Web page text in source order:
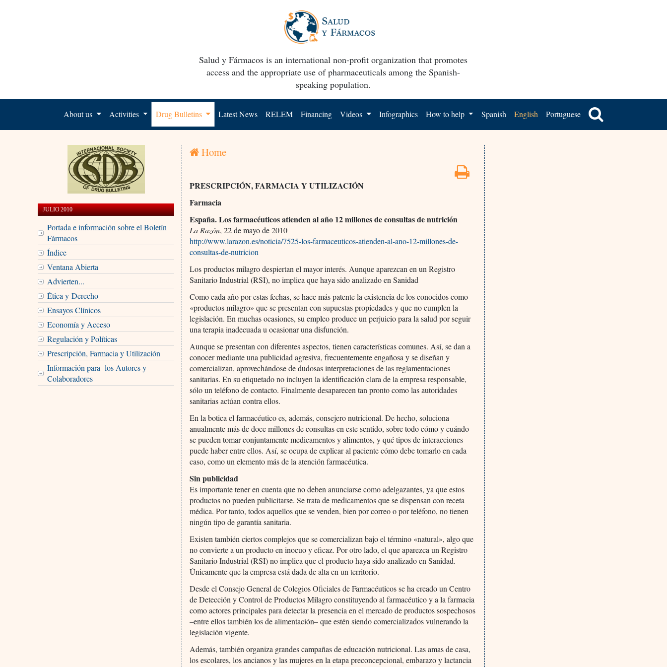
Salud y Fármacos is an international non-profit organization that promotes
access and the appropriate use of pharmaceuticals among the Spanish-
speaking population.
About us Activities Drug Bulletins Latest News RELEM Financing Videos Infographics How to help Spanish English Portuguese
JULIO 2010
Portada e información sobre el Boletín
Fármacos
Índice
Ventana Abierta
Advierten...
Ética y Derecho
Ensayos Clínicos
Economía y Acceso
Regulación y Políticas
Prescripción, Farmacia y Utilización
Información para los Autores y
Colaboradores
Home
PRESCRIPCIÓN, FARMACIA Y UTILIZACIÓN
Farmacia
España. Los farmacéuticos atienden al año 12 millones de consultas de nutrición
La Razón, 22 de mayo de 2010
http://www.larazon.es/noticia/7525-los-farmaceuticos-atienden-al-ano-12-millones-de-
consultas-de-nutricion
Los productos milagro despiertan el mayor interés. Aunque aparezcan en un Registro
Sanitario Industrial (RSI), no implica que haya sido analizado en Sanidad
Como cada año por estas fechas, se hace más patente la existencia de los conocidos como
«productos milagro» que se presentan con supuestas propiedades y que no cumplen la
legislación. En muchas ocasiones, su empleo produce un perjuicio para la salud por seguir
una terapia inadecuada u ocasionar una disfunción.
Aunque se presentan con diferentes aspectos, tienen características comunes. Así, se dan a
conocer mediante una publicidad agresiva, frecuentemente engañosa y se diseñan y
comercializan, aprovechándose de dudosas interpretaciones de las reglamentaciones
sanitarias. En su etiquetado no incluyen la identificación clara de la empresa responsable,
sólo un teléfono de contacto. Finalmente desaparecen tan pronto como las autoridades
sanitarias actúan contra ellos.
En la botica el farmacéutico es, además, consejero nutricional. De hecho, soluciona
anualmente más de doce millones de consultas en este sentido, sobre todo cómo y cuándo
se pueden tomar conjuntamente medicamentos y alimentos, y qué tipos de interacciones
puede haber entre ellos. Así, se ocupa de explicar al paciente cómo debe tomarlo en cada
caso, como un elemento más de la atención farmacéutica.
Sin publicidad
Es importante tener en cuenta que no deben anunciarse como adelgazantes, ya que estos
productos no pueden publicitarse. Se trata de medicamentos que se dispensan con receta
médica. Por tanto, todos aquellos que se venden, bien por correo o por teléfono, no tienen
ningún tipo de garantía sanitaria.
Existen también ciertos complejos que se comercializan bajo el término «natural», algo que
no convierte a un producto en inocuo y eficaz. Por otro lado, el que aparezca un Registro
Sanitario Industrial (RSI) no implica que el producto haya sido analizado en Sanidad.
Únicamente que la empresa está dada de alta en un territorio.
Desde el Consejo General de Colegios Oficiales de Farmacéuticos se ha creado un Centro
de Detección y Control de Productos Milagro constituyendo al farmacéutico y a la farmacia
como actores principales para detectar la presencia en el mercado de productos sospechosos
–entre ellos también los de alimentación– que estén siendo comercializados vulnerando la
legislación vigente.
Además, también organiza grandes campañas de educación nutricional. Las amas de casa,
los escolares, los ancianos y las mujeres en la etapa preconcepcional, embarazo y lactancia